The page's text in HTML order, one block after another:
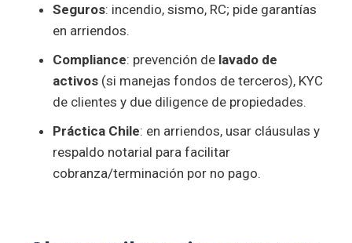
Seguros: incendio, sismo, RC; pide garantías
en arriendos.
Compliance: prevención de lavado de
activos(si manejas fondos de terceros), KYC
de clientes y due diligence de propiedades.
Práctica Chile: en arriendos, usar cláusulas y
respaldo notarial para facilitar
cobranza/terminación por no pago.